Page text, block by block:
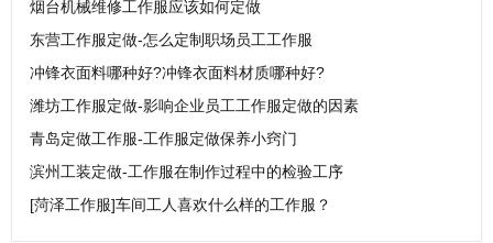
烟台机械维修工作服应该如何定做
东营工作服定做-怎么定制职场员工工作服
冲锋衣面料哪种好?冲锋衣面料材质哪种好?
潍坊工作服定做-影响企业员工工作服定做的因素
青岛定做工作服-工作服定做保养小窍门
滨州工装定做-工作服在制作过程中的检验工序
[菏泽工作服]车间工人喜欢什么样的工作服？